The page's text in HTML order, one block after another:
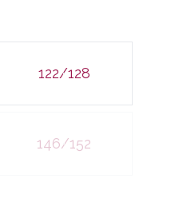
122/128
146/152